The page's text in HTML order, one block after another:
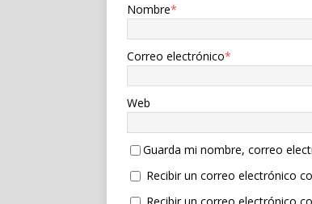
Nombre*
Correo electrónico*
Web
Guarda mi nombre, correo
Recibir un correo electrónico
Recibir un correo electrónico